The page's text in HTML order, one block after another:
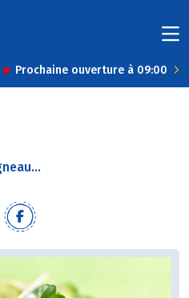
Prochaine ouverture à 09:00